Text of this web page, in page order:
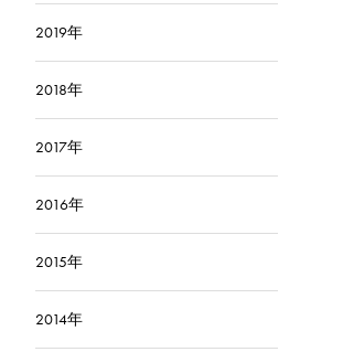
2019年
2018年
2017年
2016年
2015年
2014年